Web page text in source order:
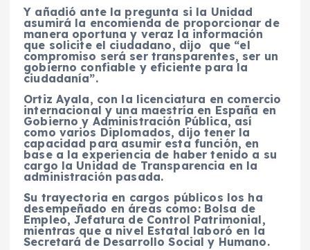
Y añadió ante la pregunta si la Unidad
asumirá la encomienda de proporcionar de
manera oportuna y veraz la información
que solicite el ciudadano, dijo que “el
compromiso será ser transparentes, ser un
gobierno confiable y eficiente para la
ciudadanía”.
Ortiz Ayala, con la licenciatura en comercio
internacional y una maestría en España en
Gobierno y Administración Pública, así
como varios Diplomados, dijo tener la
capacidad para asumir esta función, en
base a la experiencia de haber tenido a su
cargo la Unidad de Transparencia en la
administración pasada.
Su trayectoria en cargos públicos los ha
desempeñado en áreas como: Bolsa de
Empleo, Jefatura de Control Patrimonial,
mientras que a nivel Estatal laboró en la
Secretará de Desarrollo Social y Humano.